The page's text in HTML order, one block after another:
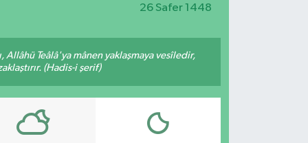
26 Safer 1448
Allâhü Teâlâ'ya mânen yaklaşmaya vesîledir,
(Hadis-i şerif)